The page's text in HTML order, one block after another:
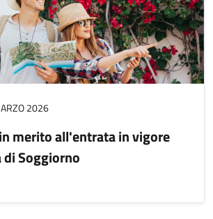
2026
merito all'entrata in vigore
Soggiorno